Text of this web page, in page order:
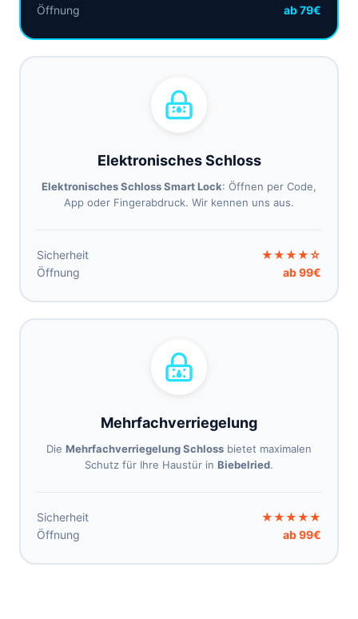
Öffnung
ab 79€
Elektronisches Schloss
Elektronisches Schloss Smart Lock: Öffnen per Code,
App oder Fingerabdruck. Wir kennen uns aus.
Sicherheit
★★★★☆
Öffnung
ab 99€
Mehrfachverriegelung
Die Mehrfachverriegelung Schloss bietet maximalen
Schutz für Ihre Haustür in Biebelried.
Sicherheit
★★★★★
Öffnung
ab 99€